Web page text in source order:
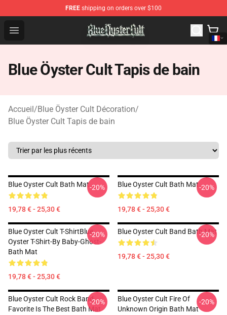
FREE shipping on orders over $100
Open menu
Blue Öyster Cult Store - Official Blue Öyster Cult
Blue Öyster Cult Tapis de bain
Accueil/Blue Öyster Cult Décoration/
Blue Öyster Cult Tapis de bain
Blue Oyster Cult Bath Mat
19,78 € - 25,30 €
-20% Blue Oyster Cult Bath Mat
19,78 € - 25,30 €
-20%
Blue Oyster Cult T-ShirtBlue
Oyster T-Shirt-By Baby-Ghost-
Bath Mat
19,78 € - 25,30 €
-20% Blue Oyster Cult Band Bath Mat
19,78 € - 25,30 €
-20%
Blue Oyster Cult Rock Band
Favorite Is The Best Bath Mat
-20%
Blue Oyster Cult Fire Of
Unknown Origin Bath Mat
-20%